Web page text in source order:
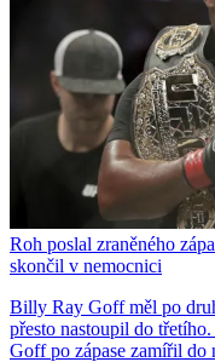
Roh poslal zraněného
skončil v nemocnici
Billy Ray Goff měl po
přesto nastoupil do
Goff po zápase zamířil do